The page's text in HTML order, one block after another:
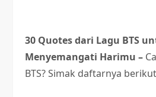
30 Quotes dari Lagu BTS
Menyemangati Harimu –
BTS? Simak daftarnya